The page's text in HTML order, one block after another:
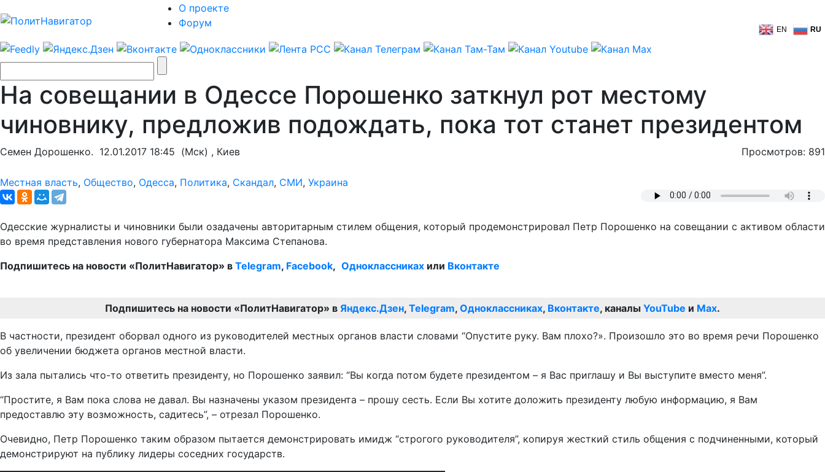
О проекте
Форум
EN RU
На совещании в Одессе Порошенко заткнул рот местому
чиновнику, предложив подождать, пока тот станет президентом
Семен Дорошенко. 12.01.2017 18:45 (Мск) , Киев Просмотров: 891
Местная власть, Общество, Одесса, Политика, Скандал, СМИ, Украина
Одесские журналисты и чиновники были озадачены авторитарным стилем общения, который продемонстрировал Петр Порошенко на совещании с активом области
во время представления нового губернатора Максима Степанова.
Подпишитесь на новости «ПолитНавигатор» в Telegram, Facebook, Одноклассниках или Вконтакте
Подпишитесь на новости «ПолитНавигатор» в Яндекс.Дзен, Telegram, Одноклассниках, Вконтакте, каналы YouTube и Max.
В частности, президент оборвал одного из руководителей местных органов власти словами “Опустите руку. Вам плохо?». Произошло это во время речи Порошенко
об увеличении бюджета органов местной власти.
Из зала пытались что-то ответить президенту, но Порошенко заявил: “Вы когда потом будете президентом – я Вас приглашу и Вы выступите вместо меня”.
“Простите, я Вам пока слова не давал. Вы назначены указом президента – прошу сесть. Если Вы хотите доложить президенту любую информацию, я Вам
предоставлю эту возможность, садитесь”, – отрезал Порошенко.
Очевидно, Петр Порошенко таким образом пытается демонстрировать имидж “строгого руководителя”, копируя жесткий стиль общения с подчиненными, который
демонстрируют на публику лидеры соседних государств.